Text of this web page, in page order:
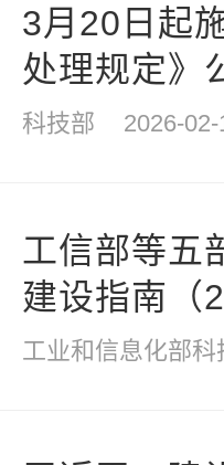
3月20日起
处理规定》
科技部 2026-02-
工信部等五
建设指南（
工业和信息化部科